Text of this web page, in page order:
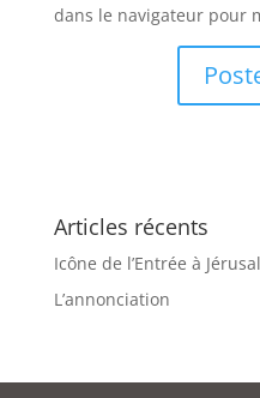
dans le navigateur pour
Articles récents
Icône de l’Entrée à
L’annonciation